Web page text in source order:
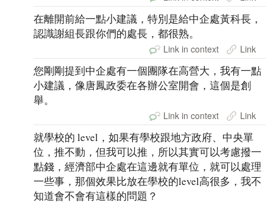
在離開前給一點小建議，特別是給中企處黃科長，
認識謝組長跟你們的處長，都很熟。
Link in context Link
您剛剛提到中企處有一個團隊在高營大，我有一點
小建議，像唐鳳政委在各辦公室開會，這個是創
舉。
Link in context Link
就學校的 level，如果有學校跟地方政府、中央單
位，推不動，但我可以推，所以其實可以考慮撥一
點錢，經濟部中企處在這邊就有單位，就可以處理
一些事，那個效果比放在學校的level高很多，我不
知道會不會有這樣的問題？